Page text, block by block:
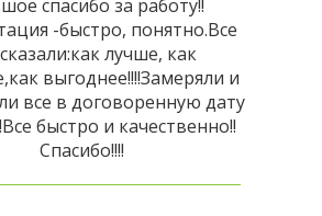
спасибо за работу!!
-быстро, понятно.Все
лучше, как
выгоднее!!!!Замеряли и
все в договоренную дату
быстро и качественно!!
Спасибо!!!!